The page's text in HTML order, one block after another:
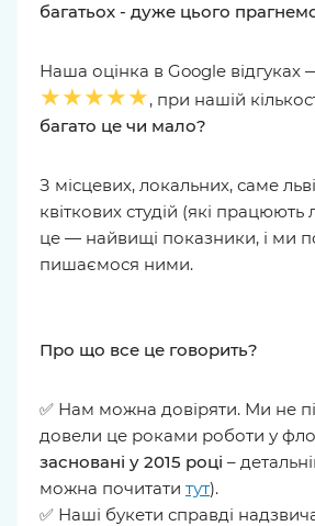
багатьох - дуже цього
Наша оцінка в Google відгуках
★★★★★, при нашій
багато це чи мало?
З місцевих, локальних, саме
квіткових студій (які працюють
це — найвищі показники, і ми
пишаємося ними.
Про що все це говорить?
✅ Нам можна довіряти. Ми не
довели це роками роботи у
засновані у 2015 році –
можна почитати тут).
✅ Наші букети справді